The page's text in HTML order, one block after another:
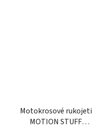
Motokrosové rukojeti
MOTION STUFF